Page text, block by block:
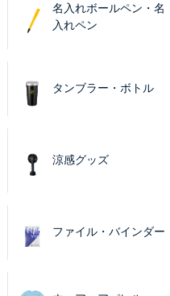
名入れボールペン・名
入れペン
タンブラー・ボトル
涼感グッズ
ファイル・バインダー